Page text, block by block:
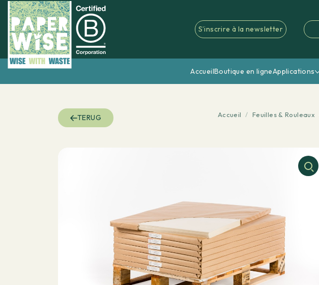
S’inscrire à la newsletter
AccueilBoutique en ligneApplications
TERUG Accueil / Feuilles & Rouleaux